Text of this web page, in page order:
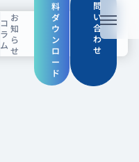
メニュ
コ
ラ
ム
お
知
ら
せ
料
ダ
ウ
ン
ロ
ー
ド
問
い
合
わ
せ